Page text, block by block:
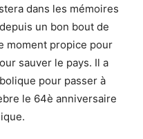
dans les mémoires
un bon bout de
moment propice pour
sauver le pays. Il a
pour passer à
le 64è anniversaire